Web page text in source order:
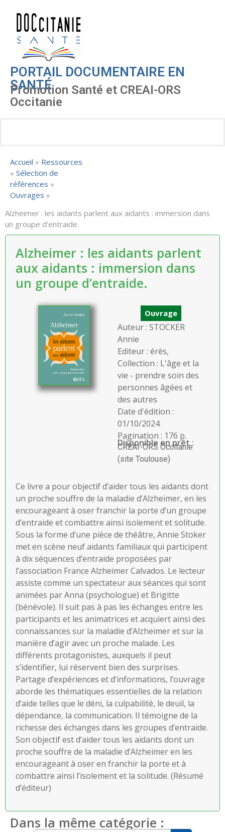
PORTAIL DOCUMENTAIRE EN
SANTÉ
Promotion Santé et CREAI-ORS
Occitanie
Accueil » Ressources
» Sélection de
références »
Ouvrages »
Alzheimer : les aidants parlent aux aidants : immersion dans
un groupe d’entraide.
Alzheimer : les aidants parlent
aux aidants : immersion dans
un groupe d’entraide.
Ouvrage
Auteur : STOCKER
Annie
Editeur : érès,
Collection : L'âge et la
vie - prendre soin des
personnes âgées et
des autres
Date d'édition :
01/10/2024
Pagination : 176 p.
Disponible en prêt :
CREAI-ORS Occitanie
(site Toulouse)
Ce livre a pour objectif d’aider tous les aidants dont
un proche souffre de la maladie d’Alzheimer, en les
encourageant à oser franchir la porte d’un groupe
d’entraide et combattre ainsi isolement et solitude.
Sous la forme d’une pièce de théâtre, Annie Stoker
met en scène neuf aidants familiaux qui participent
à dix séquences d’entraide proposées par
l’association France Alzheimer Calvados. Le lecteur
assiste comme un spectateur aux séances qui sont
animées par Anna (psychologue) et Brigitte
(bénévole). Il suit pas à pas les échanges entre les
participants et les animatrices et acquiert ainsi des
connaissances sur la maladie d’Alzheimer et sur la
manière d’agir avec un proche malade. Les
différents protagonistes, auxquels il peut
s’identifier, lui réservent bien des surprises.
Partage d’expériences et d’informations, l’ouvrage
aborde les thématiques essentielles de la relation
d’aide telles que le déni, la culpabilité, le deuil, la
dépendance, la communication. Il témoigne de la
richesse des échanges dans les groupes d’entraide.
Son objectif est d’aider tous les aidants dont un
proche souffre de la maladie d’Alzheimer en les
encourageant à oser en franchir la porte et à
combattre ainsi l’isolement et la solitude. (Résumé
d’éditeur)
Dans la même catégorie :